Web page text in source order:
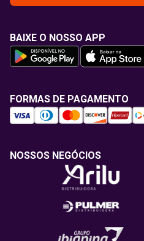
BAIXE O NOSSO APP
FORMAS DE PAGAMENTO
NOSSOS NEGÓCIOS